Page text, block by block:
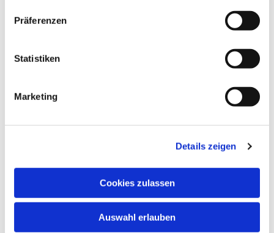
Präferenzen
Statistiken
Marketing
Details zeigen
Cookies zulassen
Auswahl erlauben